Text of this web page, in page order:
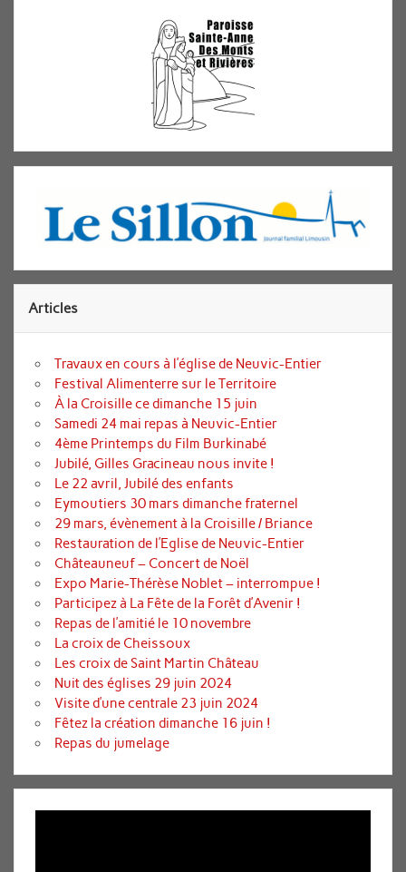
Articles
Travaux en cours à l’église de Neuvic-Entier
Festival Alimenterre sur le Territoire
À la Croisille ce dimanche 15 juin
Samedi 24 mai repas à Neuvic-Entier
4ème Printemps du Film Burkinabé
Jubilé, Gilles Gracineau nous invite !
Le 22 avril, Jubilé des enfants
Eymoutiers 30 mars dimanche fraternel
29 mars, évènement à la Croisille / Briance
Restauration de l’Eglise de Neuvic-Entier
Châteauneuf – Concert de Noël
Expo Marie-Thérèse Noblet – interrompue !
Participez à La Fête de la Forêt d’Avenir !
Repas de l’amitié le 10 novembre
La croix de Cheissoux
Les croix de Saint Martin Château
Nuit des églises 29 juin 2024
Visite d’une centrale 23 juin 2024
Fêtez la création dimanche 16 juin !
Repas du jumelage
Lecteur